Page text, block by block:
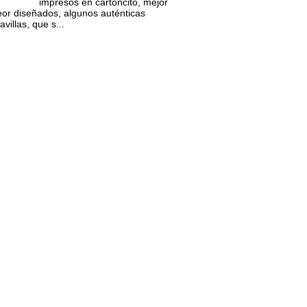
diseñados, algunos auténticas
que s...